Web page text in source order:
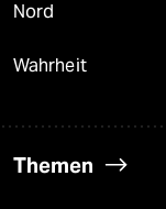
Nord
Wahrheit
Themen